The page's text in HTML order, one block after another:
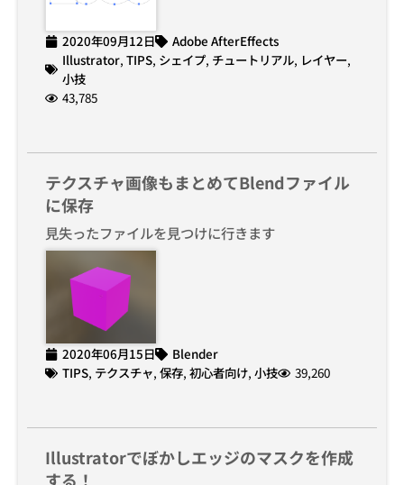
2020年09月12日
Adobe AfterEffects
Illustrator, TIPS, シェイプ, チュートリアル, レイヤー,
小技
43,785
テクスチャ画像もまとめてBlendファイル
に保存
見失ったファイルを見つけに行きます
2020年06月15日
Blender
TIPS, テクスチャ, 保存, 初心者向け, 小技 39,260
Illustratorでぼかしエッジのマスクを作成
する！